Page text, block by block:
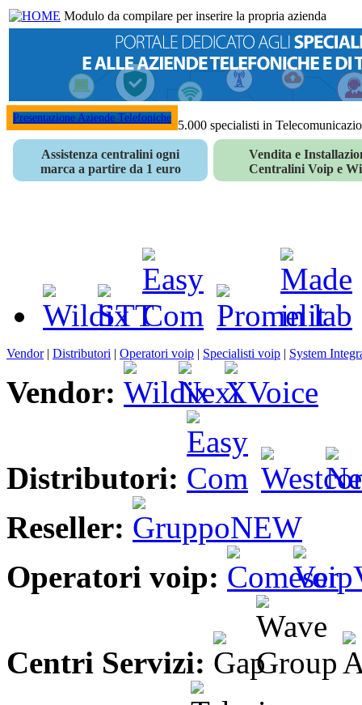
Modulo da compilare per inserire la propria azienda
Presentazione Aziende Telefoniche
5.000 specialisti in
Assistenza centralini ogni
marca a partire da 1 euro
Vendita e
Centralini Voip e
Vendor| Distributori | Operatori voip | Specialisti voip | System
Vendor:
Distributori:
Reseller:
Operatori voip:
Centri Servizi: